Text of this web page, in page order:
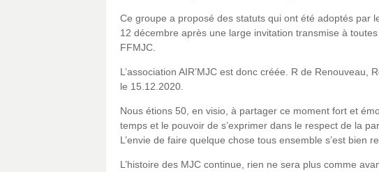
Ce groupe a proposé des statuts qui ont été adoptés par
12 décembre après une large invitation transmise à
FFMJC.
L’association AIR’MJC est donc créée. R de
le 15.12.2020.
Nous étions 50, en visio, à partager ce moment fort et
temps et le pouvoir de s’exprimer dans le respect de la
L’envie de faire quelque chose tous ensemble s’est bien
L’histoire des MJC continue, rien ne sera plus comme